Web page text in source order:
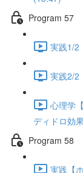
Program 57
実践1/2
実践2/2
心理学
ディドロ効
Program 58
実践【